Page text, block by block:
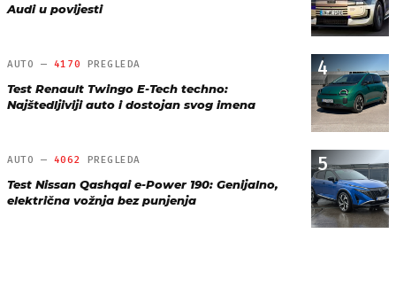
Audi u povijesti
4
AUTO — 4170 PREGLEDA
Test Renault Twingo E-Tech techno:
Najštedljiviji auto i dostojan svog imena
5
AUTO — 4062 PREGLEDA
Test Nissan Qashqai e-Power 190: Genijalno,
električna vožnja bez punjenja